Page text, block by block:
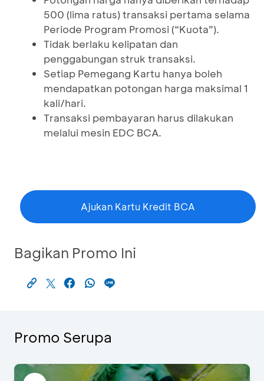
500 (lima ratus) transaksi pertama selama
Periode Program Promosi (“Kuota”).
Tidak berlaku kelipatan dan
penggabungan struk transaksi.
Setiap Pemegang Kartu hanya boleh
mendapatkan potongan harga maksimal 1
kali/hari.
Transaksi pembayaran harus dilakukan
melalui mesin EDC BCA.
Ajukan Kartu Kredit BCA
Bagikan Promo Ini
Promo Serupa